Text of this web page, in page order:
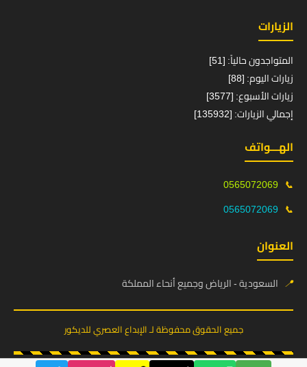
الزيارات
المتواجدون حالياً: [51]
زيارات اليوم: [88]
زيارات الأسبوع: [3577]
إجمالي الزيارات: [135932]
الهـــواتف
📞
0565072069
📞
0565072069
العنوان
📍 السعودية - الرياض وجميع أنحاء المملكة
جميع الحقوق محفوظة لـ الإبداع العصري للديكور